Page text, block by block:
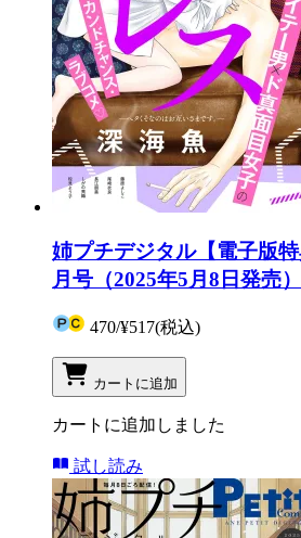
姉プチデジタル【電子版
月号（2025年5月8日発売）
470/¥517(税込)
カートに追加
カートに追加しました
試し読み